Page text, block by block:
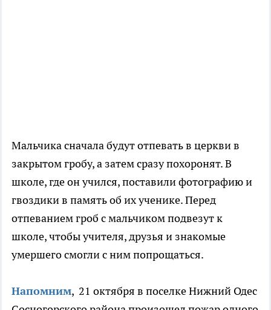
Мальчика сначала будут отпевать в церкви в
закрытом гробу, а затем сразу похоронят. В
школе, где он учился, поставили фотографию и
гвоздики в память об их ученике. Перед
отпеванием гроб с мальчиком подвезут к
школе, чтобы учителя, друзья и знакомые
умершего смогли с ним попрощаться.
Напомним, 21 октября в поселке Нижний Одес